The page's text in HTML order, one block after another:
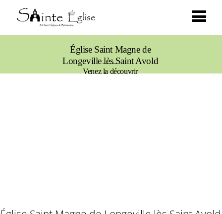
Église Saint Magne de
Longeville lès Saint Avold
Venez la découvrir